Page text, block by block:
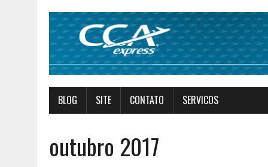
BLOG SITE CONTATO SERVICOS
outubro 2017